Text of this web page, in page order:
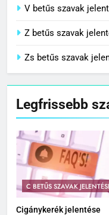
V betűs szavak
Z betűs szavak
Zs betűs szavak
Legfrissebb
C BETŰS SZAVAK
Cigánykerék jelentése